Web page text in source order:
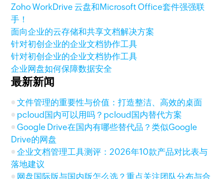
Zoho WorkDrive 云盘和Microsoft Office套件强强联
手！
面向企业的云存储和共享文档解决方案
针对初创企业的企业文档协作工具
针对初创企业的企业文档协作工具
企业网盘如何保障数据安全
最新新闻
文件管理的重要性与价值：打造整洁、高效的桌面
pcloud国内可以用吗？pcloud国内替代方案
Google Drive在国内有哪些替代品？类似Google
Drive的网盘
企业文档管理工具测评：2026年10款产品对比表与
落地建议
网盘国际版与国内版怎么选？重点关注团队分布与合